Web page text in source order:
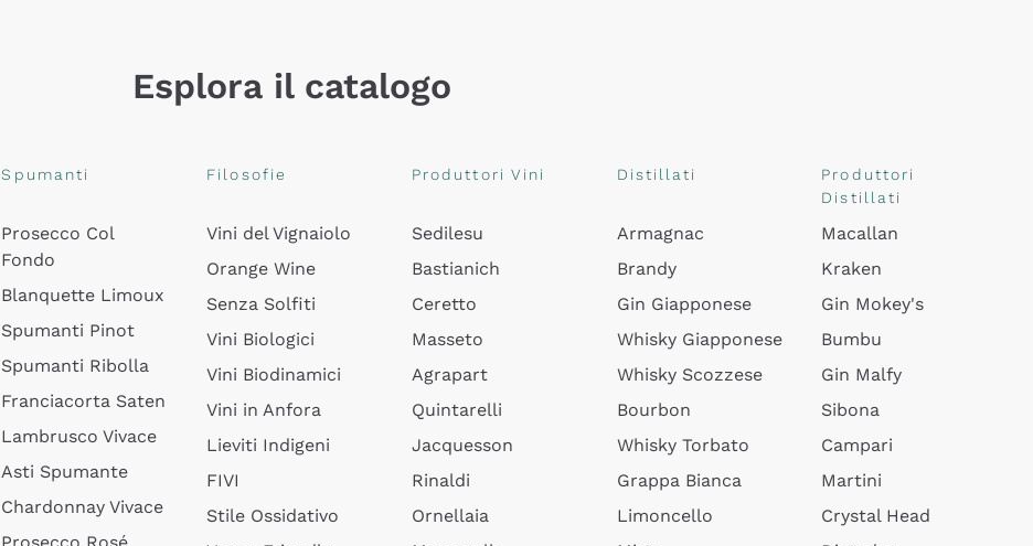
Esplora il catalogo
Spumanti
Prosecco Col
Fondo
Blanquette Limoux
Spumanti Pinot
Spumanti Ribolla
Franciacorta Saten
Lambrusco Vivace
Asti Spumante
Chardonnay Vivace
Filosofie
Vini del Vignaiolo
Orange Wine
Senza Solfiti
Vini Biologici
Vini Biodinamici
Vini in Anfora
Lieviti Indigeni
FIVI
Stile Ossidativo
Produttori Vini
Sedilesu
Bastianich
Ceretto
Masseto
Agrapart
Quintarelli
Jacquesson
Rinaldi
Ornellaia
Distillati
Armagnac
Brandy
Gin Giapponese
Whisky Giapponese
Whisky Scozzese
Bourbon
Whisky Torbato
Grappa Bianca
Limoncello
Produttori
Distillati
Macallan
Kraken
Gin Mokey's
Bumbu
Gin Malfy
Sibona
Campari
Martini
Crystal Head